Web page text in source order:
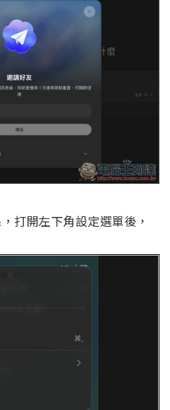
打開左下角設定選單後，